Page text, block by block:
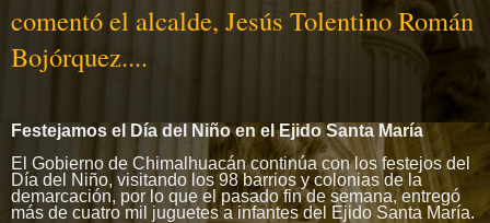
comentó el alcalde, Jesús Tolentino Román
Bojórquez....
Festejamos el Día del Niño en el Ejido Santa María
El Gobierno de Chimalhuacán continúa con los festejos del
Día del Niño, visitando los 98 barrios y colonias de la
demarcación, por lo que el pasado fin de semana, entregó
más de cuatro mil juguetes a infantes del Ejido Santa María.